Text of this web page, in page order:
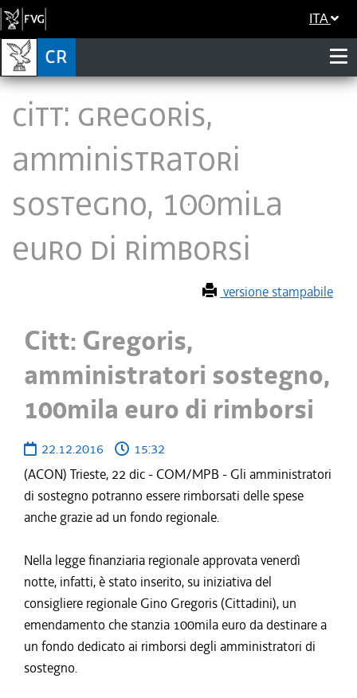
ITA
Citt: Gregoris,
amministratori
sostegno, 100mila
euro di rimborsi
versione stampabile
Citt: Gregoris,
amministratori sostegno,
100mila euro di rimborsi
22.12.2016
15:32
(ACON) Trieste, 22 dic - COM/MPB - Gli amministratori
di sostegno potranno essere rimborsati delle spese
anche grazie ad un fondo regionale.
Nella legge finanziaria regionale approvata venerdì
notte, infatti, è stato inserito, su iniziativa del
consigliere regionale Gino Gregoris (Cittadini), un
emendamento che stanzia 100mila euro da destinare a
un fondo dedicato ai rimborsi degli amministratori di
sostegno.